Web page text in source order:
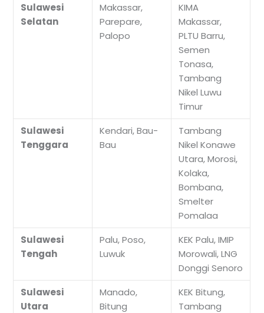
Sulawesi
Selatan
Makassar,
Parepare,
Palopo
KIMA
Makassar,
PLTU Barru,
Semen
Tonasa,
Tambang
Nikel Luwu
Timur
Sulawesi
Tenggara
Kendari, Bau-
Bau
Tambang
Nikel Konawe
Utara, Morosi,
Kolaka,
Bombana,
Smelter
Pomalaa
Sulawesi
Tengah
Palu, Poso,
Luwuk
KEK Palu, IMIP
Morowali, LNG
Donggi Senoro
Sulawesi
Utara
Manado,
Bitung
KEK Bitung,
Tambang